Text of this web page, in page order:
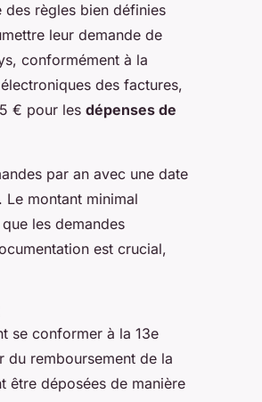
des règles bien définies
leur demande de
conformément à la
des factures,
€ pour les dépenses de
par an avec une date
montant minimal
les demandes
est crucial,
se conformer à la 13e
remboursement de la
être déposées de manière